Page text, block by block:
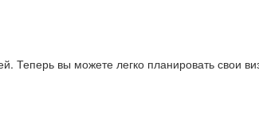
Теперь вы можете легко планировать свои